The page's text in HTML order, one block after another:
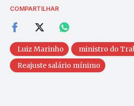
COMPARTILHAR
Luiz Marinho
ministro do
Reajuste salário mínimo